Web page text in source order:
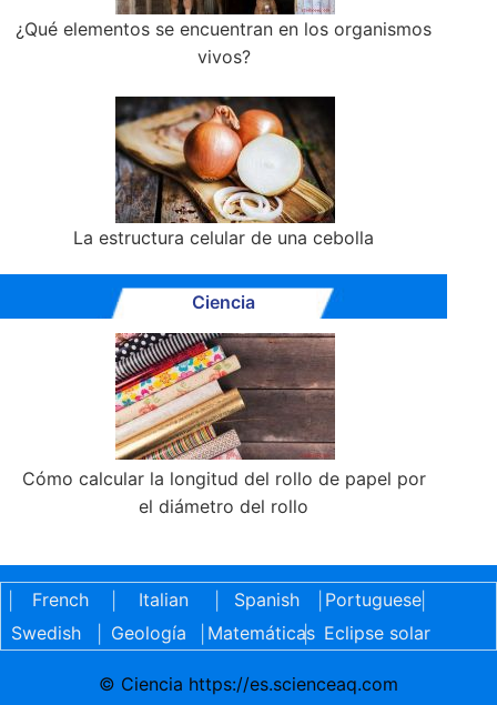
¿Qué elementos se encuentran en los organismos
vivos?
La estructura celular de una cebolla
Ciencia
Cómo calcular la longitud del rollo de papel por
el diámetro del rollo
French Italian Spanish Portuguese|
Swedish
Geología Matemáticas
| Eclipse solar
© Ciencia https://es.scienceaq.com